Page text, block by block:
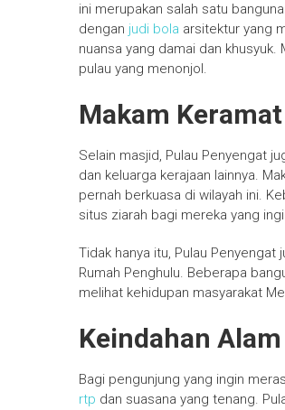
ini merupakan salah satu
dengan judi bola arsitektur yang
nuansa yang damai dan
pulau yang menonjol.
Makam Keramat
Selain masjid, Pulau Penyengat
dan keluarga kerajaan lainnya.
pernah berkuasa di wilayah ini.
situs ziarah bagi mereka yang
Tidak hanya itu, Pulau
Rumah Penghulu. Beberapa
melihat kehidupan masyarakat
Keindahan Alam
Bagi pengunjung yang ingin
rtp dan suasana yang tenang.